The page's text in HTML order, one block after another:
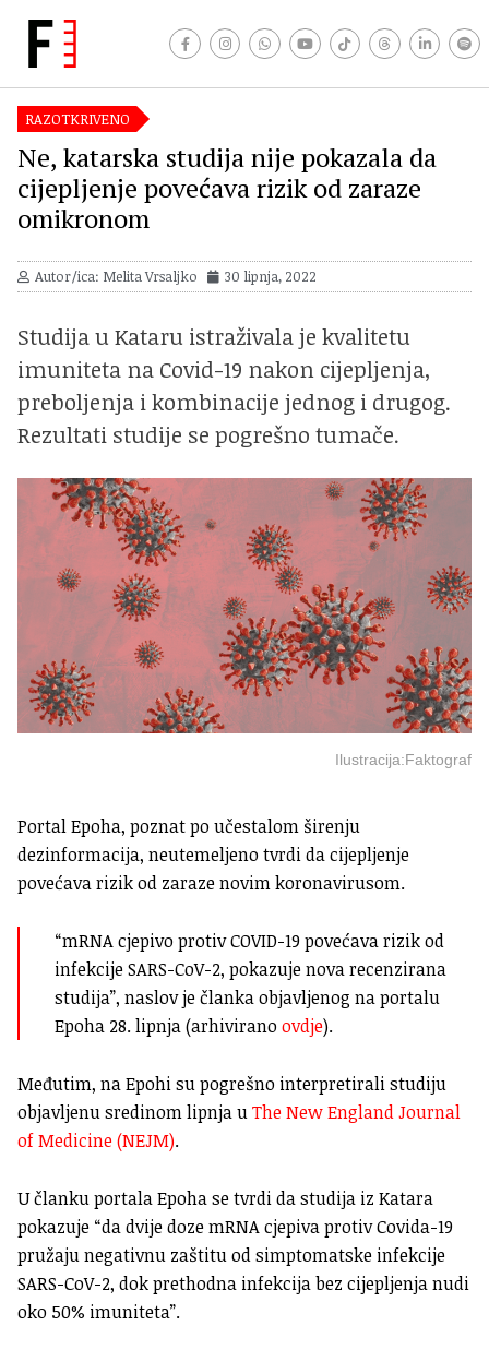
RAZOTKRIVENO
Ne, katarska studija nije pokazala da
cijepljenje povećava rizik od zaraze
omikronom
Autor/ica: Melita Vrsaljko 30 lipnja, 2022
Studija u Kataru istraživala je kvalitetu
imuniteta na Covid-19 nakon cijepljenja,
preboljenja i kombinacije jednog i drugog.
Rezultati studije se pogrešno tumače.
Ilustracija:Faktograf
Portal Epoha, poznat po učestalom širenju
dezinformacija, neutemeljeno tvrdi da cijepljenje
povećava rizik od zaraze novim koronavirusom.
“mRNA cjepivo protiv COVID-19 povećava rizik od
infekcije SARS-CoV-2, pokazuje nova recenzirana
studija”, naslov je članka objavljenog na portalu
Epoha 28. lipnja (arhiviranoovdje).
Međutim, na Epohi su pogrešno interpretirali studiju
objavljenu sredinom lipnja uThe New England Journal
of Medicine (NEJM).
U članku portala Epoha se tvrdi da studija iz Katara
pokazuje “da dvije doze mRNA cjepiva protiv Covida-19
pružaju negativnu zaštitu od simptomatske infekcije
SARS-CoV-2, dok prethodna infekcija bez cijepljenja nudi
oko 50% imuniteta”.